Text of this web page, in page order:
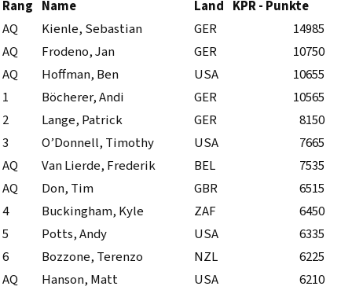
Rang Name Land KPR - Punkte
AQ
Kienle, Sebastian GER
14985
AQ
Frodeno, Jan GER
10750
AQ
Hoffman, Ben USA
10655
1
Böcherer, Andi GER
10565
2
Lange, Patrick GER
8150
3
O’Donnell, Timothy USA
7665
AQ
Van Lierde, Frederik BEL
7535
AQ
Don, Tim GBR
6515
4
Buckingham, Kyle ZAF
6450
5
Potts, Andy USA
6335
6
Bozzone, Terenzo NZL
6225
AQ
Hanson, Matt USA
6210